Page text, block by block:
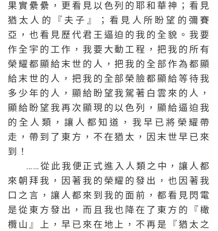
果實纍纍，更看見以色列的耶和華神；看見
猶太人的『夫子』；看見人所盼望的彌賽
亞，也看見歷代君王逼迫的我的全貌。我要
作全宇的工作，我要大動工程，把我的所有
榮耀都顯給末世的人，把我的全部作為都顯
給末世的人，把我的全部榮臉都顯給等待我
多少年的人，顯給盼望我駕著白雲來的人，
顯給盼望我再次顯現的以色列，顯給逼迫我
的全人類，讓人都知道，我早已將榮耀帶
走，帶到了東方，不在猶太，因末世早已來
到！
……從此我便正式進入人類之中，讓人都
來朝拜我，因著我的榮耀的發出，也因著我
口之言，讓人都來到我的面前，都看見閃電
是從東方發出，而且我也降在了東方的『橄
欖山』上，早已來在地上，不再是『猶太之